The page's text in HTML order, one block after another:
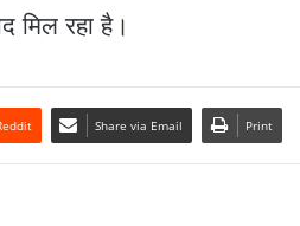
मिल रहा है।
Share via Email Print